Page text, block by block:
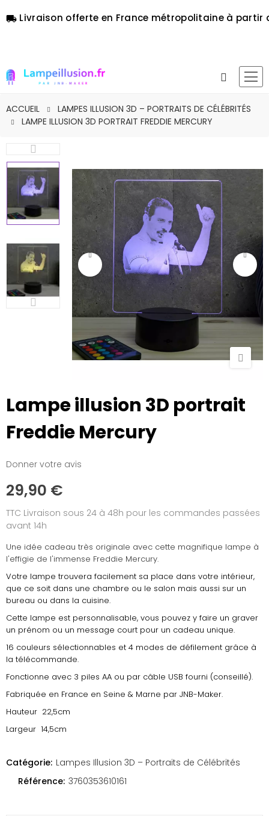
local_shipping Livraison offerte en France métropolitaine à partir
ACCUEIL
LAMPES ILLUSION 3D – PORTRAITS DE CÉLÉBRITÉS
LAMPE ILLUSION 3D PORTRAIT FREDDIE MERCURY
Lampe illusion 3D portrait
Freddie Mercury
Donner votre avis
29,90 €
TTC Livraison sous 24 à 48h pour les commandes passées
avant 14h
Une idée cadeau très originale avec cette magnifique lampe à
l'effigie de l'immense Freddie Mercury.
Votre lampe trouvera facilement sa place dans votre intérieur,
que ce soit dans une chambre ou le salon mais aussi sur un
bureau ou dans la cuisine.
Cette lampe est personnalisable, vous pouvez y faire un graver
un prénom ou un message court pour un cadeau unique.
16 couleurs sélectionnables et 4 modes de défilement grâce à
la télécommande.
Fonctionne avec 3 piles AA ou par câble USB fourni (conseillé).
Fabriquée en France en Seine & Marne par JNB-Maker.
Hauteur 22,5cm
Largeur 14,5cm
Catégorie: Lampes Illusion 3D – Portraits de Célébrités
Référence: 3760353610161